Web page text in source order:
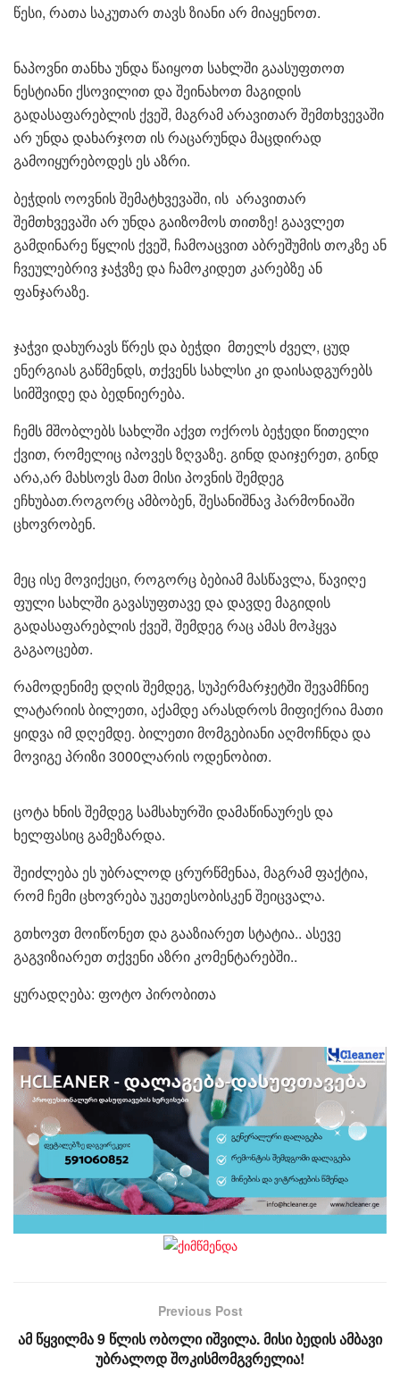
წესი, რათა საკუთარ თავს ზიანი არ მიაყენოთ.
ნაპოვნი თანხა უნდა წაიყოთ სახლში გაასუფთოთ
ნესტიანი ქსოვილით და შეინახოთ მაგიდის
გადასაფარებლის ქვეშ, მაგრამ არავითარ შემთხვევაში
არ უნდა დახარჯოთ ის რაცარუნდა მაცდირად
გამოიყურებოდეს ეს აზრი.
ბეჭდის ოოვნის შემატხვევაში, ის არავითარ
შემთხვევაში არ უნდა გაიზომოს თითზე! გაავლეთ
გამდინარე წყლის ქვეშ, ჩამოაცვით აბრეშუმის თოკზე ან
ჩვეულებრივ ჯაჭვზე და ჩამოკიდეთ კარებზე ან
ფანჯარაზე.
ჯაჭვი დახურავს წრეს და ბეჭდი მთელს ძველ, ცუდ
ენერგიას გაწმენდს, თქვენს სახლსი კი დაისადგურებს
სიმშვიდე და ბედნიერება.
ჩემს მშობლებს სახლში აქვთ ოქროს ბეჭედი წითელი
ქვით, რომელიც იპოვეს ზღვაზე. გინდ დაიჯერეთ, გინდ
არა,არ მახსოვს მათ მისი პოვნის შემდეგ
ეჩხუბათ.როგორც ამბობენ, შესანიშნავ ჰარმონიაში
ცხოვრობენ.
მეც ისე მოვიქეცი, როგორც ბებიამ მასწავლა, წავიღე
ფული სახლში გავასუფთავე და დავდე მაგიდის
გადასაფარებლის ქვეშ, შემდეგ რაც ამას მოჰყვა
გაგაოცებთ.
რამოდენიმე დღის შემდეგ, სუპერმარჯეტში შევამჩნიე
ლატარიის ბილეთი, აქამდე არასდროს მიფიქრია მათი
ყიდვა იმ დღემდე. ბილეთი მომგებიანი აღმოჩნდა და
მოვიგე პრიზი 3000ლარის ოდენობით.
ცოტა ხნის შემდეგ სამსახურში დამაწინაურეს და
ხელფასიც გამეზარდა.
შეიძლება ეს უბრალოდ ცრურწმენაა, მაგრამ ფაქტია,
რომ ჩემი ცხოვრება უკეთესობისკენ შეიცვალა.
გთხოვთ მოიწონეთ და გააზიარეთ სტატია.. ასევე
გაგვიზიარეთ თქვენი აზრი კომენტარებში..
ყურადღება: ფოტო პირობითა
Previous Post
ამ წყვილმა 9 წლის ობოლი იშვილა. მისი ბედის ამბავი
უბრალოდ შოკისმომგვრელია!